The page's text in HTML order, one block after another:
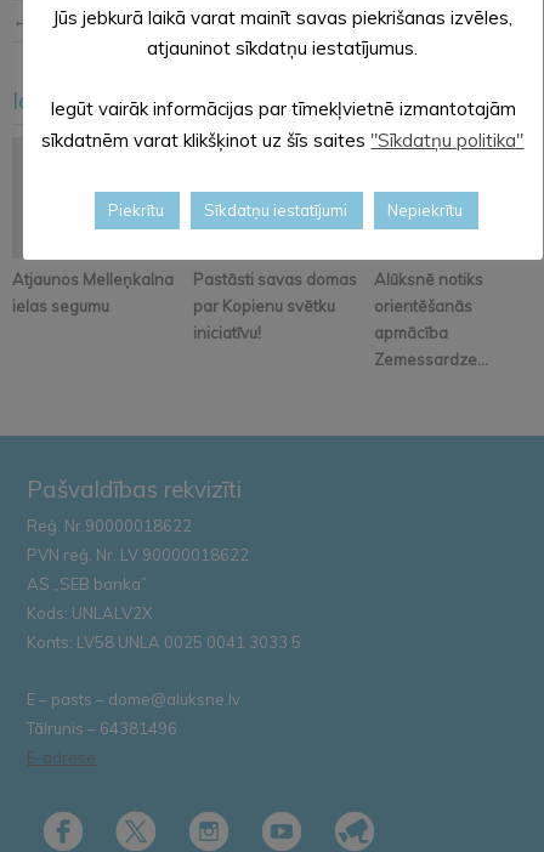
← Iepriekšējā ziņa Nākošā ziņa →
Iesakām arī šo
Atjaunos Melleņkalna
ielas segumu
Pastāsti savas domas
par Kopienu svētku
iniciatīvu!
Alūksnē notiks
orientēšanās
apmācība
Zemessardze...
< >
Pašvaldības rekvizīti
Reģ. Nr.90000018622
PVN reģ. Nr. LV 90000018622
AS „SEB banka”
Kods: UNLALV2X
Konts: LV58 UNLA 0025 0041 3033 5
E – pasts – dome@aluksne.lv
Tālrunis – 64381496
E-adrese
Jūs jebkurā laikā varat mainīt savas piekrišanas izvēles,
atjauninot sīkdatņu iestatījumus.
Iegūt vairāk informācijas par tīmekļvietnē izmantotajām
sīkdatnēm varat klikšķinot uz šīs saites "Sīkdatņu politika"
Piekrītu Sīkdatņu iestatījumi Nepiekrītu